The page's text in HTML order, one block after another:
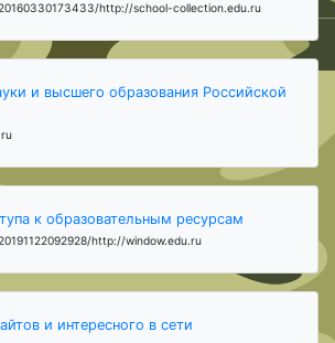
http://school-collection.edu.ru
и высшего образования Российской
к образовательным ресурсам
http://window.edu.ru
и интересного в сети